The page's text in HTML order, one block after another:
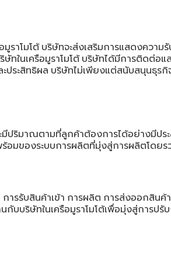
ราโมโต้ บริษัทจะส่งเสริมการแสดงควา
ทในเครือมูราโมโต้ บริษัทได้มีการติดต่อแ
ประสิทธิผล บริษัทไม่เพียงแต่สนับสนุนธุรกิ
ปริมาณตามที่ลูกค้าต้องการได้อย่างมีปร
อมของระบบการผลิตที่มุ่งสู่การผลิตโดยร
การรับสินค้าเข้า การผลิต การส่งออกสินค้า
บริษัทในเครือมูราโมโต้เพื่อมุ่งสู่การปรั